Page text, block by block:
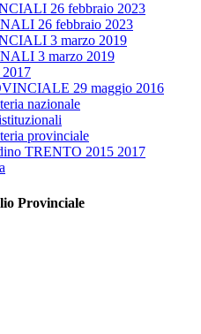
26 febbraio 2023
26 febbraio 2023
3 marzo 2019
3 marzo 2019
2017
29 maggio 2016
nazionale
provinciale
TRENTO 2015 2017
Provinciale